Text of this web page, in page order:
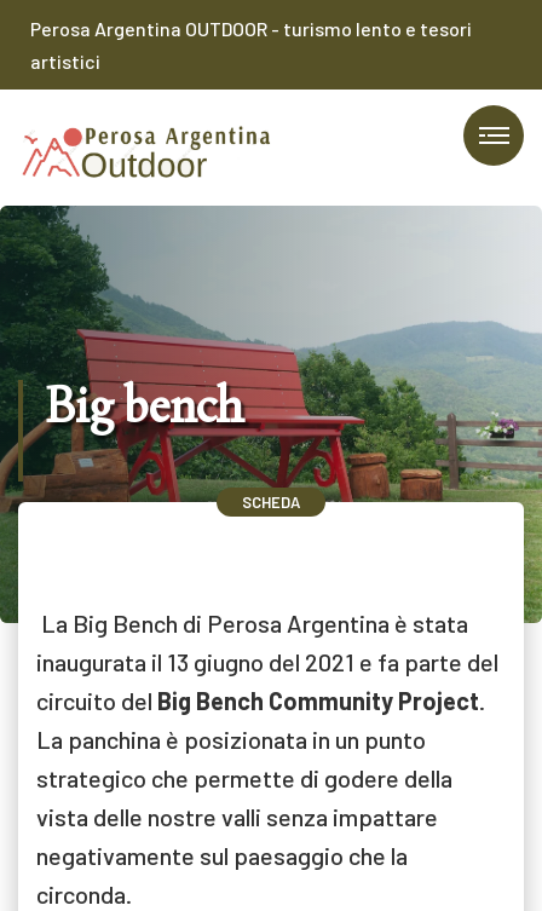
Perosa Argentina OUTDOOR - turismo lento e tesori
artistici
Big bench
SCHEDA
La Big Bench di Perosa Argentina è stata
inaugurata il 13 giugno del 2021 e fa parte del
circuito del Big Bench Community Project.
La panchina è posizionata in un punto
strategico che permette di godere della
vista delle nostre valli senza impattare
negativamente sul paesaggio che la
circonda.